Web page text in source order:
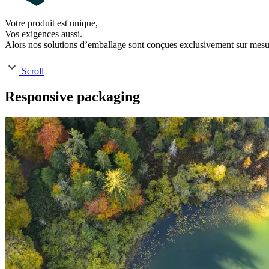
Votre produit est unique,
Vos exigences aussi.
Alors nos solutions d’emballage sont conçues exclusivement sur
Scroll
Responsive packaging